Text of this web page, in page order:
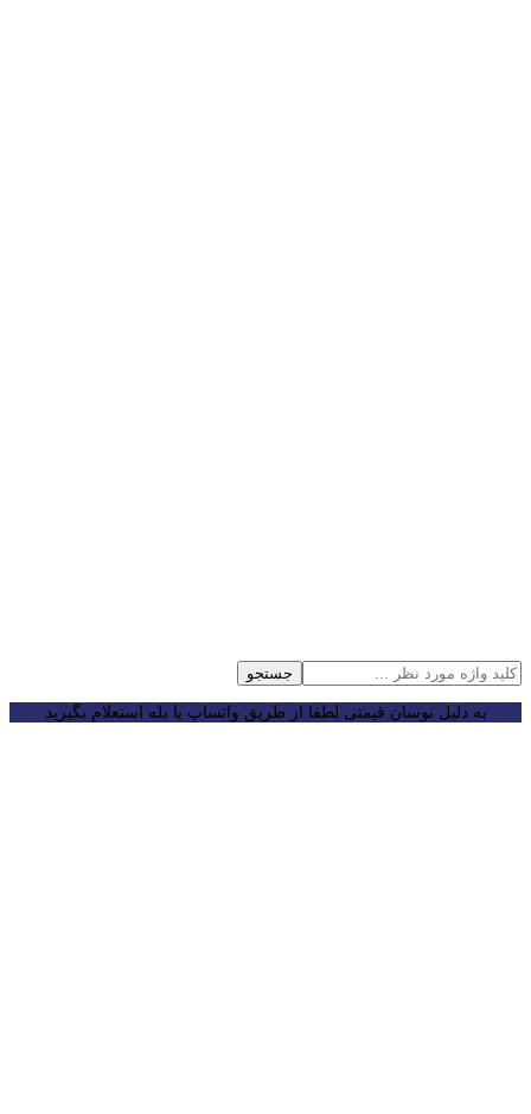
جستجو
به دلیل نوسان قیمتی لطفا از طریق واتساپ یا بله استعلام بگیرید